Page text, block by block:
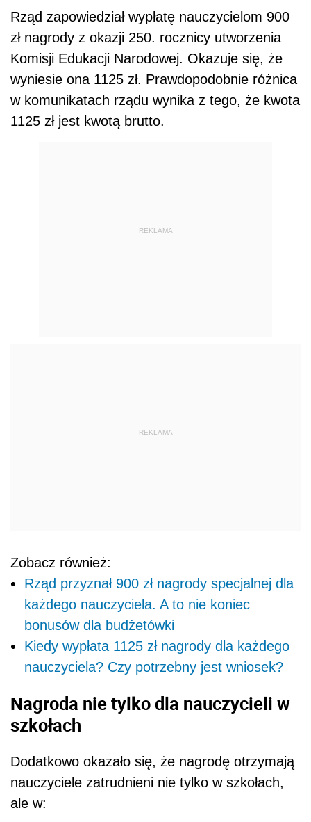
Rząd zapowiedział wypłatę nauczycielom 900
zł nagrody z okazji 250. rocznicy utworzenia
Komisji Edukacji Narodowej. Okazuje się, że
wyniesie ona 1125 zł. Prawdopodobnie różnica
w komunikatach rządu wynika z tego, że kwota
1125 zł jest kwotą brutto.
REKLAMA
REKLAMA
Zobacz również:
Rząd przyznał 900 zł nagrody specjalnej dla
każdego nauczyciela. A to nie koniec
bonusów dla budżetówki
Kiedy wypłata 1125 zł nagrody dla każdego
nauczyciela? Czy potrzebny jest wniosek?
Nagroda nie tylko dla nauczycieli w
szkołach
Dodatkowo okazało się, że nagrodę otrzymają
nauczyciele zatrudnieni nie tylko w szkołach,
ale w: